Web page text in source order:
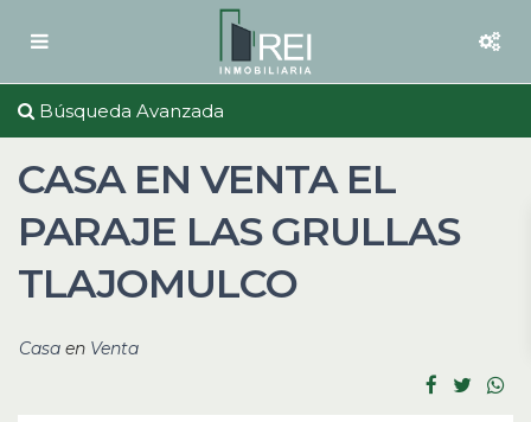
Búsqueda Avanzada
CASA EN VENTA EL
PARAJE LAS GRULLAS
TLAJOMULCO
Casa en Venta